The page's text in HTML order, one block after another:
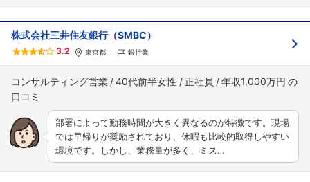
株式会社三井住友銀行（SMBC）
3.2 東京都 銀行業
コンサルティング営業 40代前半女性 正社員 年収1,000万円
部署によって勤務時間が大きく異なるのが特徴です。現場
では早帰りが奨励されており、休暇も比較的取得しやすい
環境です。しかし、業務量が多く、ミス…